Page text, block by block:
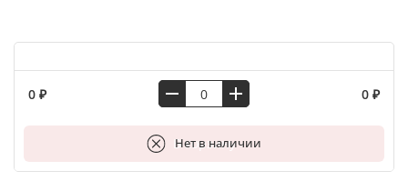
0 ₽ 0 ₽
Нет в наличии
В корзину